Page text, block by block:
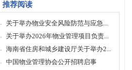
推荐阅读
关于举办物业安全风险防范与应急...
关于举办2026年物业管理项目负责...
海南省住房和城乡建设厅关于举办2...
中国物业管理协会公开招聘启事